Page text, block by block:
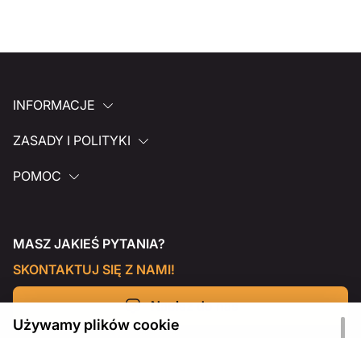
INFORMACJE
ZASADY I POLITYKI
POMOC
MASZ JAKIEŚ PYTANIA?
SKONTAKTUJ SIĘ Z NAMI!
Napisz do nas
Używamy plików cookie